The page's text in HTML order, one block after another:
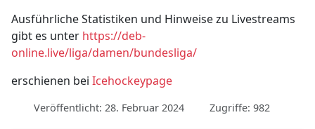
Ausführliche Statistiken und Hinweise zu Livestreams
gibt es unter https://deb-
online.live/liga/damen/bundesliga/
erschienen beiIcehockeypage
Veröffentlicht: 28. Februar 2024 Zugriffe: 982